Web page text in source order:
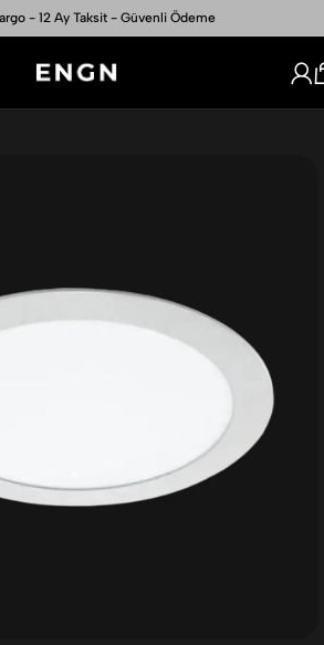
- 12 Ay Taksit - Güvenli Ödeme